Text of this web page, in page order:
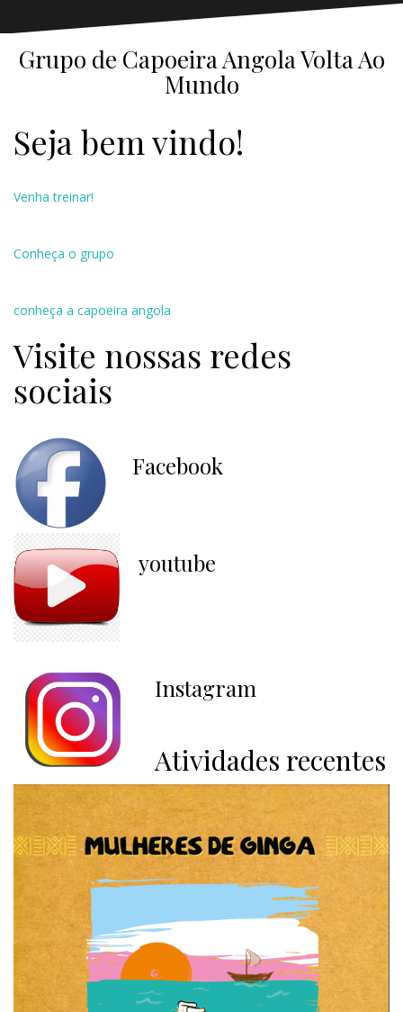
Grupo de Capoeira Angola Volta Ao
Mundo
Seja bem vindo!
Venha treinar!
Conheça o grupo
conheça a capoeira angola
Visite nossas redes
sociais
Facebook
youtube
Instagram
Atividades recentes